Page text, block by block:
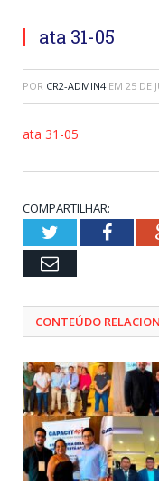
ata 31-05
POR CR2-ADMIN4 EM 25 DE
ata 31-05
COMPARTILHAR:
Twitter
Email
CONTEÚDO